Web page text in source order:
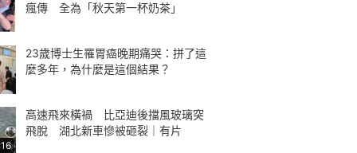
瘋傳 全為「秋天第一杯奶茶」
23歲博士生罹胃癌晚期痛哭：拼了這
麼多年，為什麼是這個結果？
高速飛來橫禍 比亞迪後擋風玻璃突
飛脫 湖北新車慘被砸裂｜有片